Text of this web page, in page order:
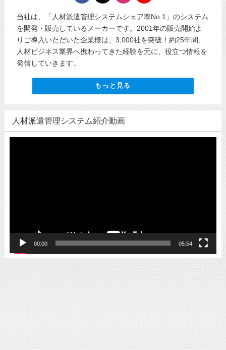
当社は、「人材派遣管理システムシェア率No.1」のシステム
を開発・販売しているメーカーです。2001年の販売開始よ
りご導入いただいた企業様は、3,000社を突破！約25年間、
人材ビジネス業界へ携わってきた経験を元に、役立つ情報を
発信していきます。
もっと見る
人材派遣管理システム紹介動画
00:00 05:54